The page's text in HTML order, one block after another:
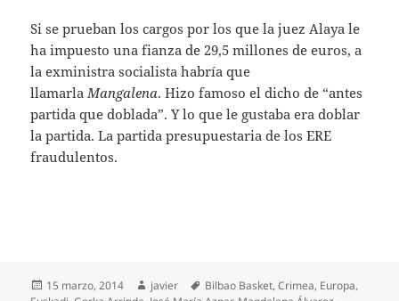
Si se prueban los cargos por los que la juez Alaya le
ha impuesto una fianza de 29,5 millones de euros, a
la exministra socialista habría que
llamarla Mangalena. Hizo famoso el dicho de “antes
partida que doblada”. Y lo que le gustaba era doblar
la partida. La partida presupuestaria de los ERE
fraudulentos.
Publicado
15 marzo, 2014 Autor
javier Etiquetas
Bilbao Basket,Crimea, Europa,